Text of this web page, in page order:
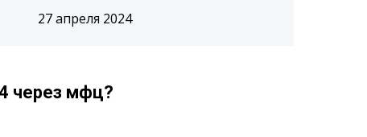
27 апреля 2024
через мфц?